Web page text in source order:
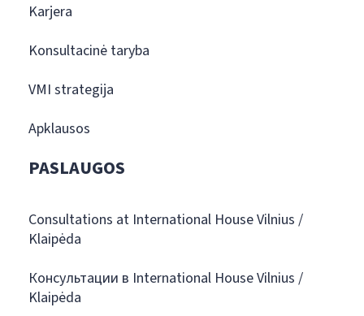
Karjera
Konsultacinė taryba
VMI strategija
Apklausos
PASLAUGOS
Consultations at International House Vilnius /
Klaipėda
Консультации в International House Vilnius /
Klaipėda